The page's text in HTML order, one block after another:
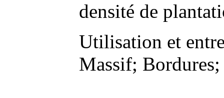
densité de
Utilisation et
Massif;